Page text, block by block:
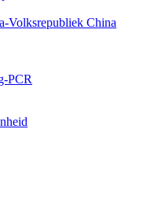
Volksrepubliek China
PCR